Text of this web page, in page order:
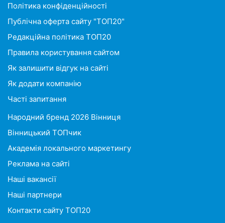
Політика конфіденційності
Публічна оферта сайту "ТОП20"
Редакційна політика ТОП20
Правила користування сайтом
Як залишити відгук на сайті
Як додати компанію
Часті запитання
Народний бренд 2026 Вінниця
Вінницький ТОПчик
Академія локального маркетингу
Реклама на сайті
Наші вакансії
Наші партнери
Контакти сайту ТОП20